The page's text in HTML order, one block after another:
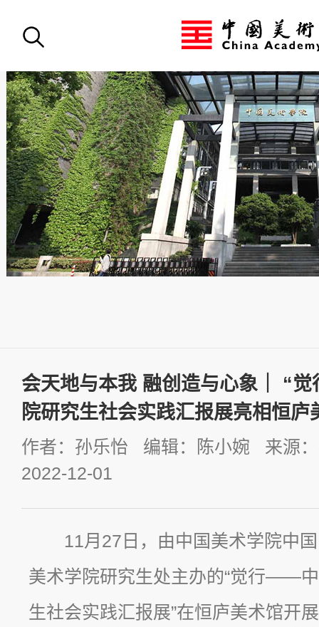
会天地与本我 融创造与心象｜ “
院研究生社会实践汇报展亮相恒庐
作者：孙乐怡 编辑：陈小婉 来源
2022-12-01
11月27日，由中国美术学院中
美术学院研究生处主办的“觉行——
生社会实践汇报展”在恒庐美术馆开